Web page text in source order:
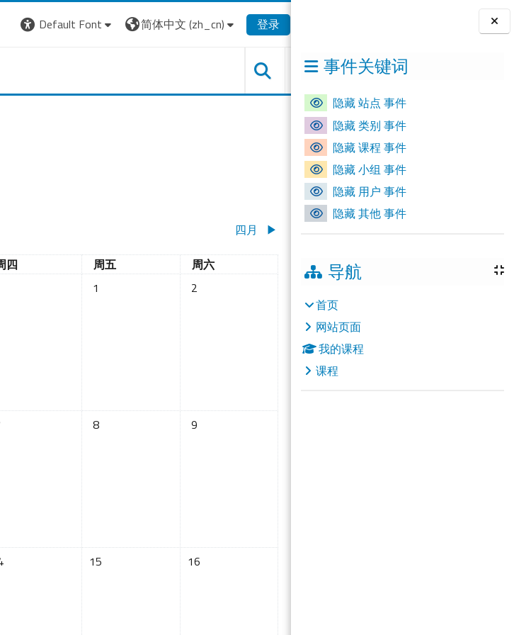
版块事件关键词
隐藏 站点 事件
隐藏 类别 事件
隐藏 课程 事件
隐藏 小组 事件
隐藏 用户 事件
隐藏 其他 事件
导航
首页
网站页面
我的课程
课程
Default Font 简体中文 ‎(zh_cn)‎ 登录
四月
▶︎
期四
四 星期五
周五 星期六
周六
没有活动，03月1日 星期五
1 没有活动，03月2日 星期六
2
三
有活动，03月7日 星期四没有活动，03月8日 星期五
8 没有活动，03月9日 星期六
9
三
活动，03月14日 星期四没有活动，03月15日 星期五
15 没有活动，03月16日 星期六
16